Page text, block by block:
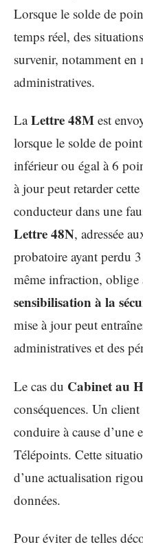
Lorsque le solde de
temps réel, des
survenir, notamment
administratives.
LaLettre 48M est
lorsque le solde de
inférieur ou égal à 6
à jour peut retarder
conducteur dans une
Lettre 48N, adressée
probatoire ayant perdu
même infraction, oblige
sensibilisation à la
mise à jour peut
administratives et des
Le cas du Cabinet au
conséquences. Un
conduire à cause d’une
Télépoints. Cette
d’une actualisation
données.
Pour éviter de telles